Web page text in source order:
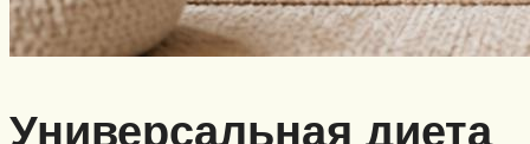
Универсальная диета